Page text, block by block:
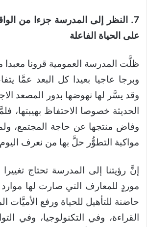
7. النظر إلى المدرسة جزءا من
على الحياة الفاعلة
ظلَّت المدرسة العمومية قرونا معبدا
وبرجا عاجيا بعيدا كل البعد عمَّا
وقد يسَّر لها نهوضها بدور المصعد
الحديثة خصوصا الاحتفاظ بهيبتها،
وفاض منتجها عن حاجة المجتمع،
مواكبة التطوُّر حلَّ بها من نعرف
إنَّ رؤيتنا إلى المدرسة تحتاج
موردٍ للمعارف التي صارت لها
حاضنة للتأهيل للحياة ورفع الأميَّات
القراءة، وفي التكنولوجيا، وفي